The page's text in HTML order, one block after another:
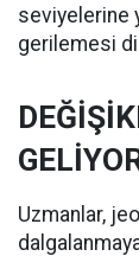
seviyelerine
gerilemesi
Uzmanlar,